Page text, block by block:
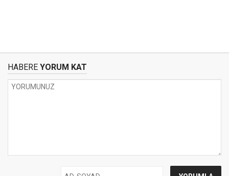
HABERE YORUM KAT